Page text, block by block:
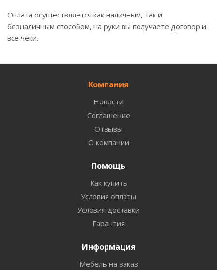
Оплата осуществляется как наличным, так и
безналичным способом, на руки вы получаете договор и
все чеки.
Компания
Новости
Соглашение
Отзывы
О компании
Помощь
Как купить
Условия оплаты
Условия доставки
Гарантия
Информация
Мебель на заказ